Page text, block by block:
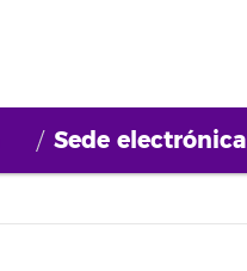
Sede electrónica